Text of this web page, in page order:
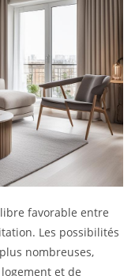
favorable entre
Les possibilités
nombreuses,
et de